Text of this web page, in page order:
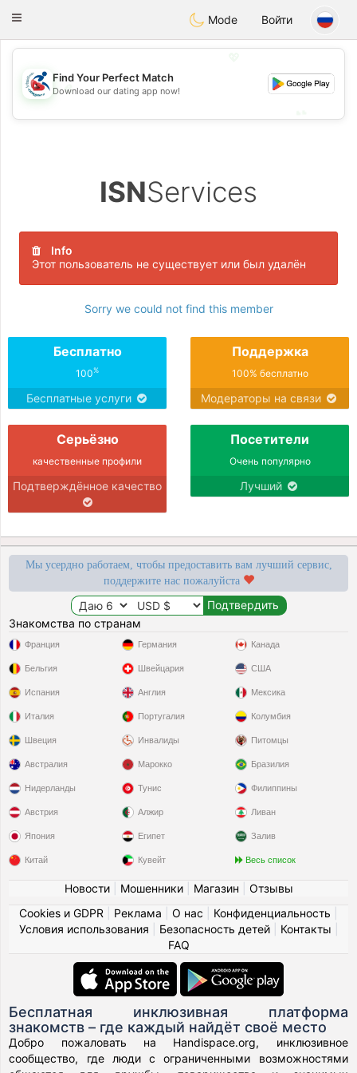
Handi Space
Toggle
Mode Войти
💖
💕
Find Your Perfect Match
Download our dating app now!
ISNServices
Info
Этот пользователь не существует или был удалён
Sorry we could not find this member
Бесплатно
100%
Бесплатные услуги
Поддержка
100% бесплатно
Модераторы на связи
Серьёзно
качественные профили
Подтверждённое качество
Посетители
Очень популярно
Лучший
Мы усердно работаем, чтобы предоставить вам лучший сервис,
поддержите нас пожалуйста
Знакомства по странам
Франция
Бельгия
Испания
Италия
Швеция
Германия
Швейцария
Англия
Португалия
Инвалиды
Канада
США
Мексика
Колумбия
Питомцы
Австралия
Нидерланды
Австрия
Япония
Китай
Марокко
Тунис
Алжир
Египет
Кувейт
Бразилия
Филиппины
Ливан
Залив
Весь список
Новости| Мошенники| Магазин
Отзывы
Cookies и GDPR
Реклама О нас Конфиденциальность
Условия использования
Безопасность детей| Контакты
FAQ
Бесплатная инклюзивная платформа
знакомств – где каждый найдёт своё место
Добро пожаловать на Handispace.org, инклюзивное
сообщество, где люди с ограниченными возможностями